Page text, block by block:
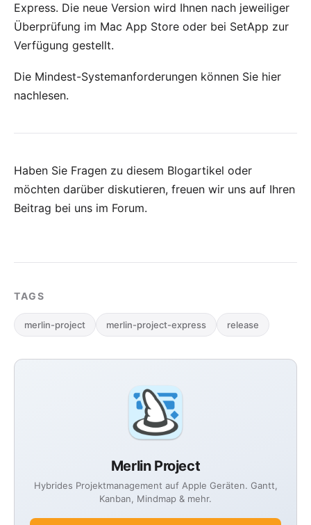
Merlin Project
Hybrides Projektmanagement auf Apple Geräten. Gantt,
Kanban, Mindmap & mehr.
Express. Die neue Version wird Ihnen nach jeweiliger
Überprüfung im Mac App Store oder bei SetApp zur
Verfügung gestellt.
Die Mindest-Systemanforderungen können Sie hier
nachlesen.
Haben Sie Fragen zu diesem Blogartikel oder
möchten darüber diskutieren, freuen wir uns auf Ihren
Beitrag bei uns im Forum.
TAGS
merlin-project merlin-project-express release